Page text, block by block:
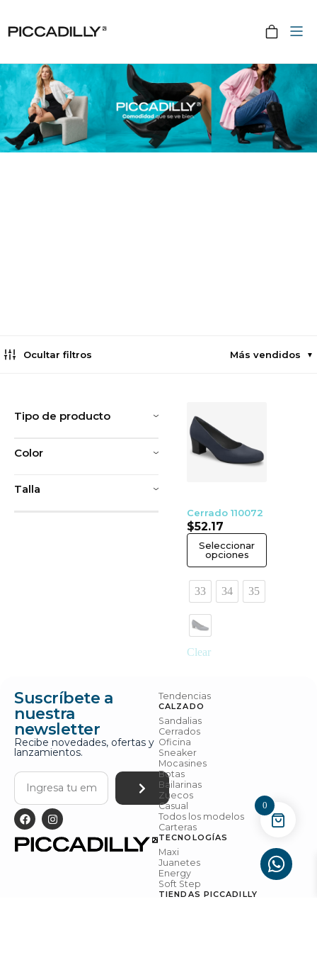
Ocultar filtros Más vendidos ▼
Tipo de producto
Color
Talla
Cerrado 110072
$52.17
Seleccionar
opciones
33 34 35
Clear
Suscríbete a
nuestra
newsletter
Recibe novedades, ofertas y
lanzamientos.
Tendencias
CALZADO
Sandalias
Cerrados
Oficina
Sneaker
Mocasines
Botas
Bailarinas
Zuecos
Casual
Todos los modelos
Carteras
TECNOLOGÍAS
Maxi
Juanetes
Energy
Soft Step
TIENDAS PICCADILLY
0